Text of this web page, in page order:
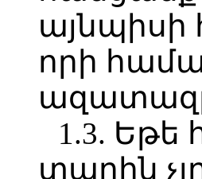
այնպիսի
որի
1.3. Եթե
տարին